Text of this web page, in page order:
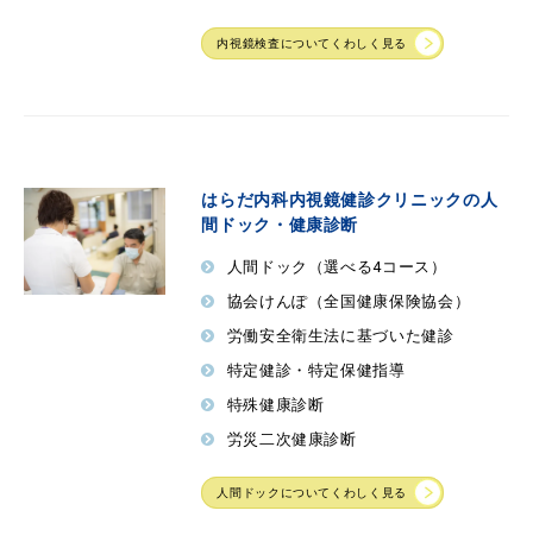
内視鏡検査についてくわしく見る
はらだ内科内視鏡健診クリニックの人
間ドック・健康診断
人間ドック（選べる4コース）
協会けんぽ（全国健康保険協会）
労働安全衛生法に基づいた健診
特定健診・特定保健指導
特殊健康診断
労災二次健康診断
人間ドックについてくわしく見る